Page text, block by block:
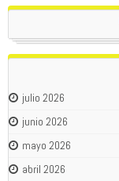
julio 2026
junio 2026
mayo 2026
abril 2026